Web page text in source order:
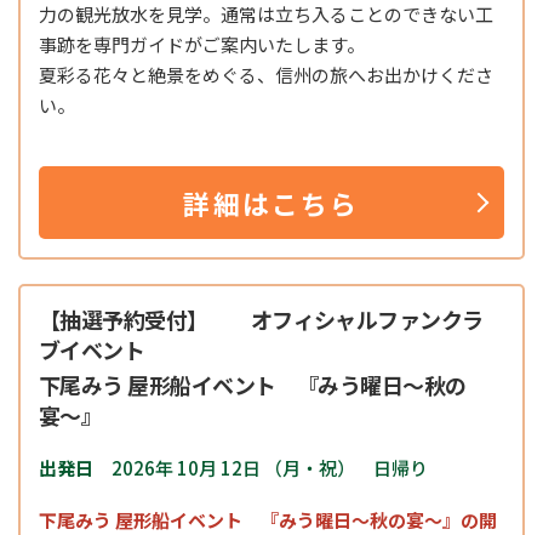
力の観光放水を見学。通常は立ち入ることのできない工
事跡を専門ガイドがご案内いたします。
夏彩る花々と絶景をめぐる、信州の旅へお出かけくださ
い。
詳細はこちら
【抽選予約受付】 オフィシャルファンクラ
ブイベント
下尾みう 屋形船イベント 『みう曜日〜秋の
宴〜』
出発日 2026年 10月 12日 （月・祝） 日帰り
下尾みう 屋形船イベント 『みう曜日〜秋の宴〜』の開